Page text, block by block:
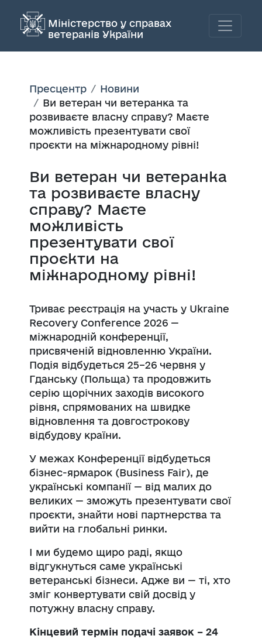
Міністерство у справах
ветеранів України
Пресцентр
Новини
Ви ветеран чи ветеранка та
розвиваєте власну справу? Маєте
можливість презентувати свої
проєкти на міжнародному рівні!
Ви ветеран чи ветеранка
та розвиваєте власну
справу? Маєте
можливість
презентувати свої
проєкти на
міжнародному рівні!
Триває реєстрація на участь у Ukraine
Recovery Conference 2026 —
міжнародній конференції,
присвяченій відновленню України.
Подія відбудеться 25–26 червня у
Гданську (Польща) та продовжить
серію щорічних заходів високого
рівня, спрямованих на швидке
відновлення та довгострокову
відбудову країни.
У межах Конференції відбудеться
бізнес-ярмарок (Business Fair), де
українські компанії — від малих до
великих — зможуть презентувати свої
проєкти, знайти нові партнерства та
вийти на глобальні ринки.
І ми будемо щиро раді, якщо
відгукнуться саме українські
ветеранські бізнеси. Адже ви — ті, хто
зміг конвертувати свій досвід у
потужну власну справу.
Кінцевий термін подачі заявок – 24